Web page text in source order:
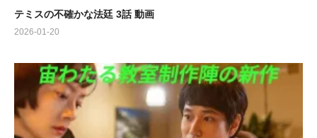
テミスの不確かな法廷 3話 動画
2026-01-20